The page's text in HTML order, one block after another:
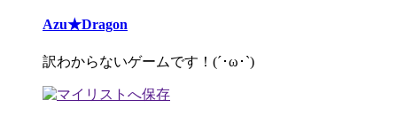
Azu★Dragon
訳わからないゲームです！(´･ω･`)